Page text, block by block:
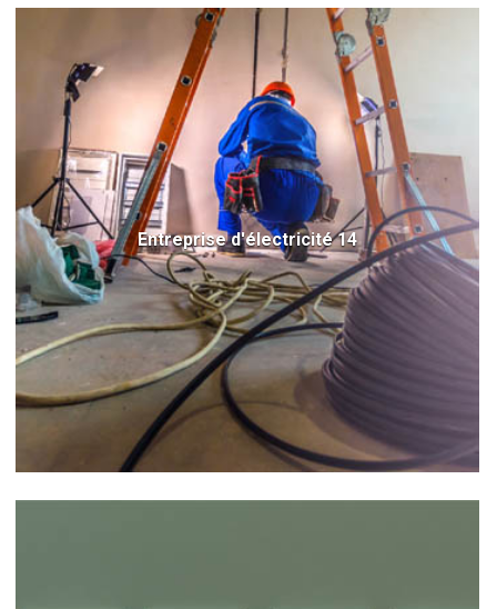
Entreprise d'électricité 14